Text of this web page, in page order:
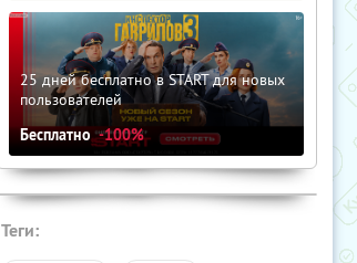
25 дней бесплатно в START для новых
пользователей
Бесплатно -100%
Теги: